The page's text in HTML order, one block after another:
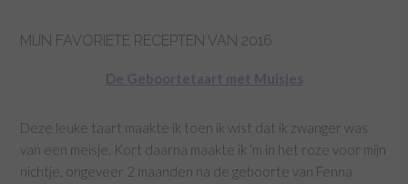
MIJN FAVORIETE RECEPTEN VAN 2016
De Geboortetaart met Muisjes
Deze leuke taart maakte ik toen ik wist dat ik zwanger was
van een meisje. Kort daarna maakte ik ‘m in het roze voor mijn
nichtje, ongeveer 2 maanden na de geboorte van Fenna